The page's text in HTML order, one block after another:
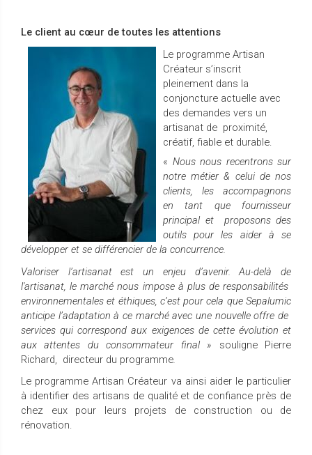
Le client au cœur de toutes les attentions
Le programme Artisan
Créateur s’inscrit
pleinement dans la
conjoncture actuelle avec
des demandes vers un
artisanat de proximité,
créatif, fiable et durable.
« Nous nous recentrons sur
notre métier & celui de nos
clients, les accompagnons
en tant que fournisseur
principal et proposons des
outils pour les aider à se
développer et se différencier de la concurrence.
Valoriser l’artisanat est un enjeu d’avenir. Au-delà de
l'artisanat, le marché nous impose à plus de responsabilités
environnementales et éthiques, c’est pour cela que Sepalumic
anticipe l’adaptation à ce marché avec une nouvelle offre de
services qui correspond aux exigences de cette évolution et
aux attentes du consommateur final » souligne Pierre
Richard, directeur du programme.
Le programme Artisan Créateur va ainsi aider le particulier
à identifier des artisans de qualité et de confiance près de
chez eux pour leurs projets de construction ou de
rénovation.